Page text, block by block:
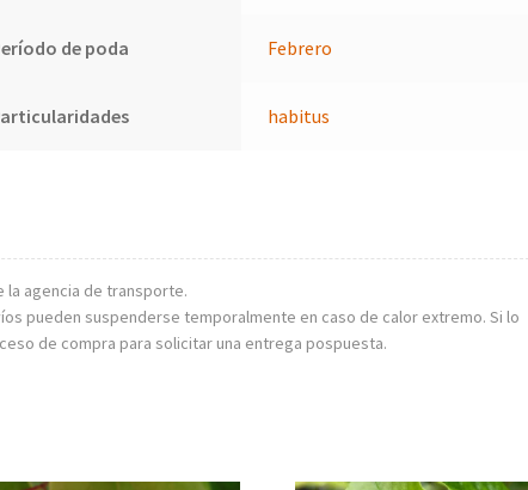
de poda Febrero
habitus
la agencia de transporte.
pueden suspenderse temporalmente en caso de calor extremo. Si lo
de compra para solicitar una entrega pospuesta.